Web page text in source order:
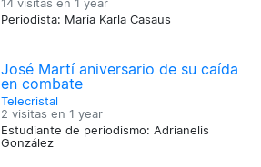
14 visitas en 1 year
Periodista: María Karla Casaus
José Martí aniversario de su caída
en combate
Telecristal
2 visitas en 1 year
Estudiante de periodismo: Adrianelis
González